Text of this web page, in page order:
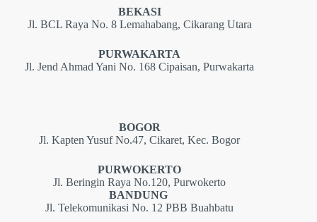
BEKASI
Jl. BCL Raya No. 8 Lemahabang, Cikarang Utara
PURWAKARTA
Jl. Jend Ahmad Yani No. 168 Cipaisan, Purwakarta
BOGOR
Jl. Kapten Yusuf No.47, Cikaret, Kec. Bogor
PURWOKERTO
Jl. Beringin Raya No.120, Purwokerto
BANDUNG
Jl. Telekomunikasi No. 12 PBB Buahbatu